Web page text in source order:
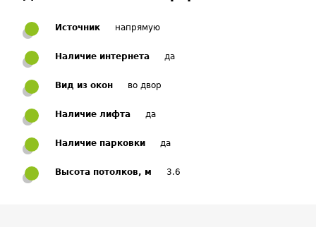
Источник напрямую
Наличие интернета да
Вид из окон во двор
Наличие лифта да
Наличие парковки да
Высота потолков, м 3.6